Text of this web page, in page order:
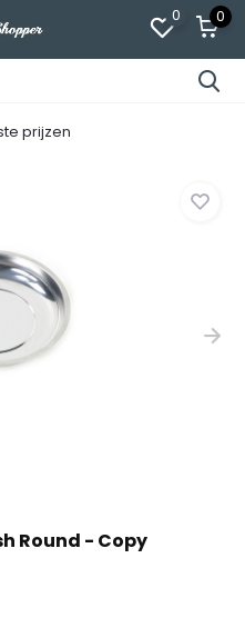
0 0
prijzen
Round - Copy